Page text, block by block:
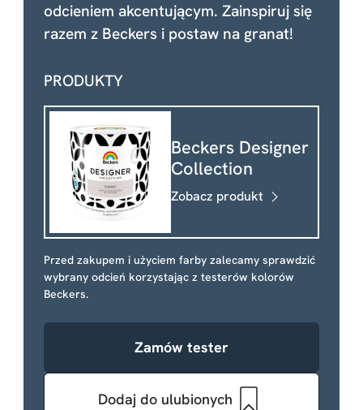
odcieniem akcentującym. Zainspiruj się
razem z Beckers i postaw na granat!
PRODUKTY
Beckers Designer
Collection
Zobacz produkt
Przed zakupem i użyciem farby zalecamy sprawdzić
wybrany odcień korzystając z testerów kolorów
Beckers.
Zamów tester
Dodaj do ulubionych